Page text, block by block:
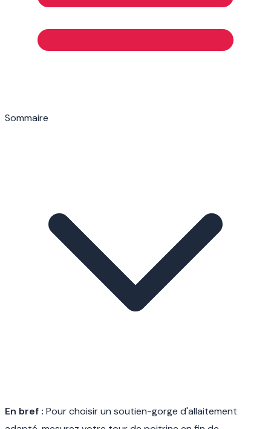
Sommaire
En bref : Pour choisir un soutien-gorge d'allaitement